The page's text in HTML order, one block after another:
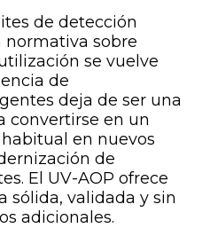
de detección
normativa sobre
se vuelve
de
deja de ser una
convertirse en un
en nuevos
de
El UV-AOP ofrece
sólida, validada y sin
adicionales.